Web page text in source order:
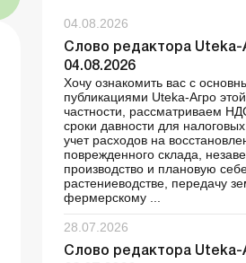
04.08.2026
Слово редактора Uteka-
04.08.2026
Хочу ознакомить вас с
публикациями Uteka-Агро
частности, рассматриваем
сроки давности для
учет расходов на
поврежденного склада,
производство и плановую
растениеводстве, передачу
фермерскому ...
28.07.2026
Слово редактора Uteka-